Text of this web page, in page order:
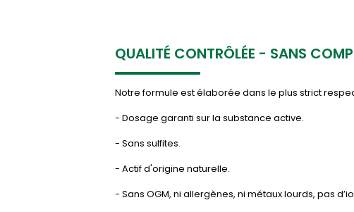
QUALITÉ CONTRÔLÉE - SANS
Notre formule est élaborée dans le plus strict
- Dosage garanti sur la substance active.
- Sans sulfites.
- Actif d'origine naturelle.
- Sans OGM, ni allergènes, ni métaux lourds, pas